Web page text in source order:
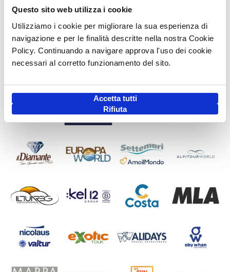
Questo sito web utilizza i cookie
Utilizziamo i cookie per migliorare la sua esperienza di
navigazione e per le finalità descritte nella nostra Cookie
Policy. Continuando a navigare approva l'uso dei cookie
necessari al corretto funzionamento del sito.
Accetta tutti
Rifiuta